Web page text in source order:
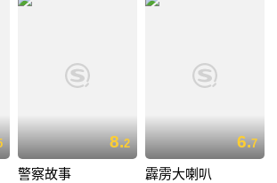
8.2
警察故事
6.7
霹雳大喇叭